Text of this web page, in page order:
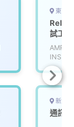
東南
試工
PTE
新北
通訊